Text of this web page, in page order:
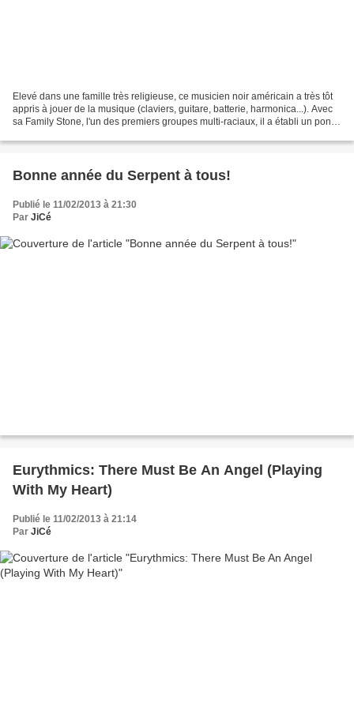
Elevé dans une famille très religieuse, ce musicien noir américain a très tôt
appris à jouer de la musique (claviers, guitare, batterie, harmonica...). Avec
sa Family Stone, l'un des premiers groupes multi-raciaux, il a établi un pont
Bonne année du Serpent à tous!
Publié le 11/02/2013 à 21:30
Par JiCé
Eurythmics: There Must Be An Angel (Playing
With My Heart)
Publié le 11/02/2013 à 21:14
Par JiCé